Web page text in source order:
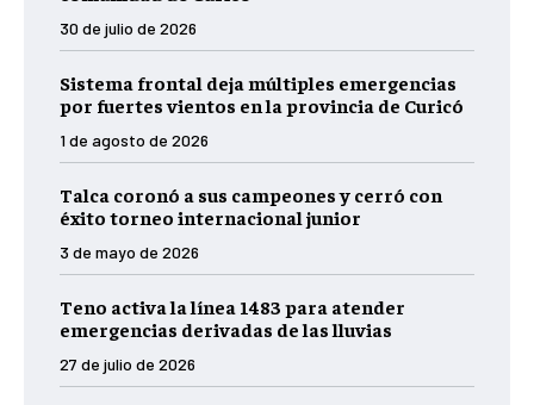
30 de julio de 2026
Sistema frontal deja múltiples emergencias
por fuertes vientos en la provincia de Curicó
1 de agosto de 2026
Talca coronó a sus campeones y cerró con
éxito torneo internacional junior
3 de mayo de 2026
Teno activa la línea 1483 para atender
emergencias derivadas de las lluvias
27 de julio de 2026